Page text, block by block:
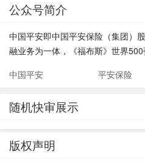
公众号简介
中国平安即中国平安保险（集团）
融业务为一体，《福布斯》世界
中国平安
平安保险
随机快审展示
版权声明